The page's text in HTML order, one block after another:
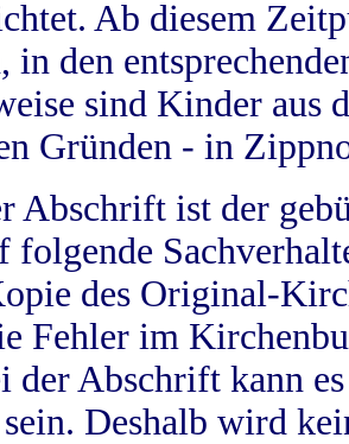
Ab diesem
in den
sind Kinder aus
Gründen - in
Abschrift ist der
folgende
des Original-
Fehler im
der Abschrift kann
Deshalb wird